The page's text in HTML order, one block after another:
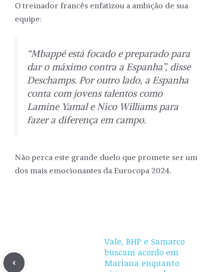
O treinador francês enfatizou a ambição de sua
equipe:
“Mbappé está focado e preparado para
dar o máximo contra a Espanha”, disse
Deschamps. Por outro lado, a Espanha
conta com jovens talentos como
Lamine Yamal e Nico Williams para
fazer a diferença em campo.
Não perca este grande duelo que promete ser um
dos mais emocionantes da Eurocopa 2024.
Vale, BHP e Samarco
buscam acordo em
Mariana enquanto